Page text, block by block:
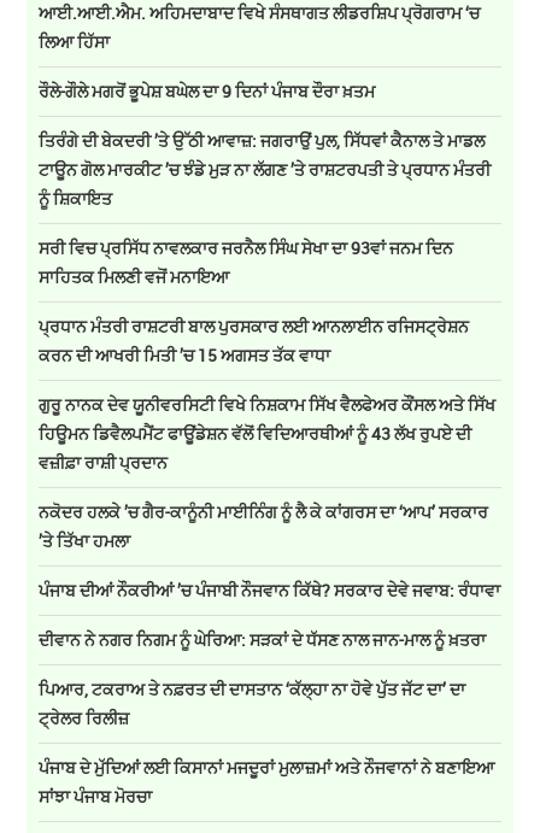
ਆਈ.ਆਈ.ਐਮ. ਅਹਿਮਦਾਬਾਦ ਵਿਖੇ ਸੰਸਥਾਗਤ ਲੀਡਰਸ਼ਿਪ ਪ੍ਰੋਗਰਾਮ ‘ਚ
ਲਿਆ ਹਿੱਸਾ
ਰੌਲੇ-ਗੌਲੇ ਮਗਰੋਂ ਭੂਪੇਸ਼ ਬਘੇਲ ਦਾ 9 ਦਿਨਾਂ ਪੰਜਾਬ ਦੌਰਾ ਖ਼ਤਮ
ਤਿਰੰਗੇ ਦੀ ਬੇਕਦਰੀ ’ਤੇ ਉੱਠੀ ਆਵਾਜ਼: ਜਗਰਾਉਂ ਪੁਲ, ਸਿੱਧਵਾਂ ਕੈਨਾਲ ਤੇ ਮਾਡਲ
ਟਾਊਨ ਗੋਲ ਮਾਰਕੀਟ ’ਚ ਝੰਡੇ ਮੁੜ ਨਾ ਲੱਗਣ ’ਤੇ ਰਾਸ਼ਟਰਪਤੀ ਤੇ ਪ੍ਰਧਾਨ ਮੰਤਰੀ
ਨੂੰ ਸ਼ਿਕਾਇਤ
ਸਰੀ ਵਿਚ ਪ੍ਰਸਿੱਧ ਨਾਵਲਕਾਰ ਜਰਨੈਲ ਸਿੰਘ ਸੇਖਾ ਦਾ 93ਵਾਂ ਜਨਮ ਦਿਨ
ਸਾਹਿਤਕ ਮਿਲਣੀ ਵਜੋਂ ਮਨਾਇਆ
ਪ੍ਰਧਾਨ ਮੰਤਰੀ ਰਾਸ਼ਟਰੀ ਬਾਲ ਪੁਰਸਕਾਰ ਲਈ ਆਨਲਾਈਨ ਰਜਿਸਟ੍ਰੇਸ਼ਨ
ਕਰਨ ਦੀ ਆਖਰੀ ਮਿਤੀ ’ਚ 15 ਅਗਸਤ ਤੱਕ ਵਾਧਾ
ਗੁਰੂ ਨਾਨਕ ਦੇਵ ਯੂਨੀਵਰਸਿਟੀ ਵਿਖੇ ਨਿਸ਼ਕਾਮ ਸਿੱਖ ਵੈਲਫੇਅਰ ਕੌਂਸਲ ਅਤੇ ਸਿੱਖ
ਹਿਊਮਨ ਡਿਵੈਲਪਮੈਂਟ ਫਾਊਂਡੇਸ਼ਨ ਵੱਲੋਂ ਵਿਦਿਆਰਥੀਆਂ ਨੂੰ 43 ਲੱਖ ਰੁਪਏ ਦੀ
ਵਜ਼ੀਫ਼ਾ ਰਾਸ਼ੀ ਪ੍ਰਦਾਨ
ਨਕੋਦਰ ਹਲਕੇ ’ਚ ਗੈਰ-ਕਾਨੂੰਨੀ ਮਾਈਨਿੰਗ ਨੂੰ ਲੈ ਕੇ ਕਾਂਗਰਸ ਦਾ ‘ਆਪ’ ਸਰਕਾਰ
’ਤੇ ਤਿੱਖਾ ਹਮਲਾ
ਪੰਜਾਬ ਦੀਆਂ ਨੌਕਰੀਆਂ ’ਚ ਪੰਜਾਬੀ ਨੌਜਵਾਨ ਕਿੱਥੇ? ਸਰਕਾਰ ਦੇਵੇ ਜਵਾਬ: ਰੰਧਾਵਾ
ਦੀਵਾਨ ਨੇ ਨਗਰ ਨਿਗਮ ਨੂੰ ਘੇਰਿਆ: ਸੜਕਾਂ ਦੇ ਧੱਸਣ ਨਾਲ ਜਾਨ-ਮਾਲ ਨੂੰ ਖ਼ਤਰਾ
ਪਿਆਰ, ਟਕਰਾਅ ਤੇ ਨਫ਼ਰਤ ਦੀ ਦਾਸਤਾਨ ‘ਕੱਲ੍ਹਾ ਨਾ ਹੋਵੇ ਪੁੱਤ ਜੱਟ ਦਾ’ ਦਾ
ਟ੍ਰੇਲਰ ਰਿਲੀਜ਼
ਪੰਜਾਬ ਦੇ ਮੁੱਦਿਆਂ ਲਈ ਕਿਸਾਨਾਂ ਮਜਦੂਰਾਂ ਮੁਲਾਜ਼ਮਾਂ ਅਤੇ ਨੌਜਵਾਨਾਂ ਨੇ ਬਣਾਇਆ
ਸਾਂਝਾ ਪੰਜਾਬ ਮੋਰਚਾ